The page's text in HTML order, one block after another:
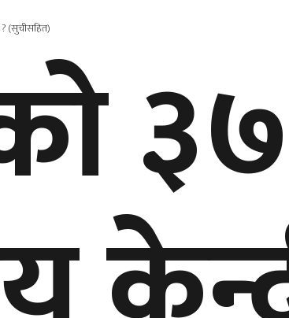
(सुचीसहित)